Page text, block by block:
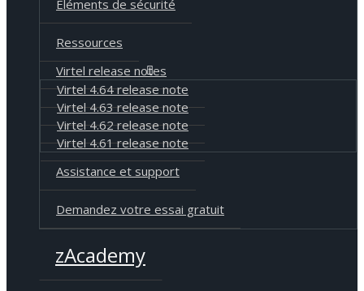
Eléments de sécurité
Ressources
Virtel release notes
Virtel 4.64 release note
Virtel 4.63 release note
Virtel 4.62 release note
Virtel 4.61 release note
Assistance et support
Demandez votre essai gratuit
zAcademy